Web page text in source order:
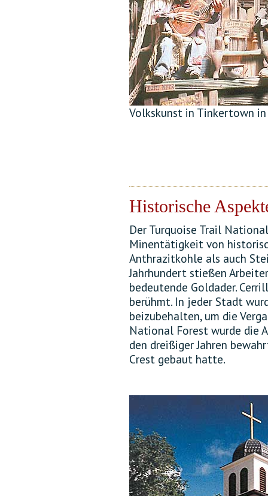
Volkskunst in Tinkertown
Historische
Der Turquoise Trail
Minentätigkeit von
Anthrazitkohle als auch
Jahrhundert stießen
bedeutende Goldader.
berühmt. In jeder Stadt
beizubehalten, um die
National Forest wurde die
den dreißiger Jahren
Crest gebaut hatte.